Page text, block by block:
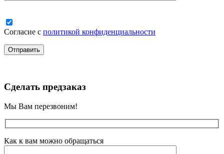
Согласие с политикой конфиденциальности
Сделать предзаказ
Мы Вам перезвоним!
Как к вам можно обращаться